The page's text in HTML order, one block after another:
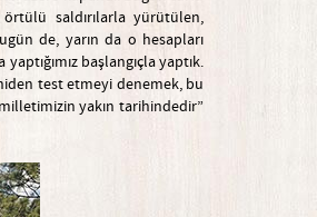
saldırılarla yürütülen,
de, yarın da o hesapları
başlangıçla yaptık.
test etmeyi denemek, bu
yakın tarihindedir”